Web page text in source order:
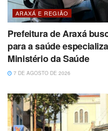
ARAXÁ E REGIÃO
Prefeitura de Araxá
para a saúde
Ministério da Saúde
7 DE AGOSTO DE 2026